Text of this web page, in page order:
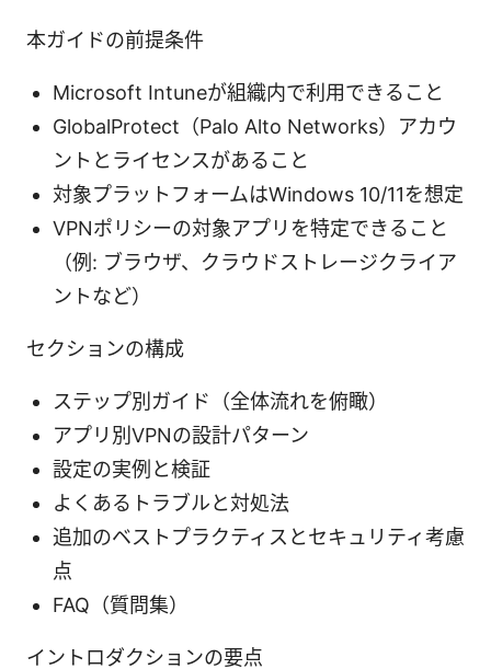
本ガイドの前提条件
Microsoft Intuneが組織内で利用できること
GlobalProtect（Palo Alto Networks）アカウ
ントとライセンスがあること
対象プラットフォームはWindows 10/11を想定
VPNポリシーの対象アプリを特定できること
（例: ブラウザ、クラウドストレージクライア
ントなど）
セクションの構成
ステップ別ガイド（全体流れを俯瞰）
アプリ別VPNの設計パターン
設定の実例と検証
よくあるトラブルと対処法
追加のベストプラクティスとセキュリティ考慮
点
FAQ（質問集）
イントロダクションの要点